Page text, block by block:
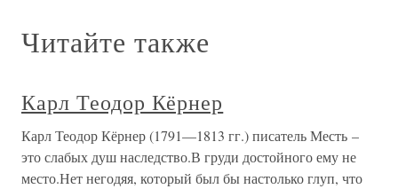
Читайте также
Карл Теодор Кёрнер
Карл Теодор Кёрнер (1791—1813 гг.) писатель Месть –
это слабых душ наследство.В груди достойного ему не
место.Нет негодяя, который был бы настолько глуп, что